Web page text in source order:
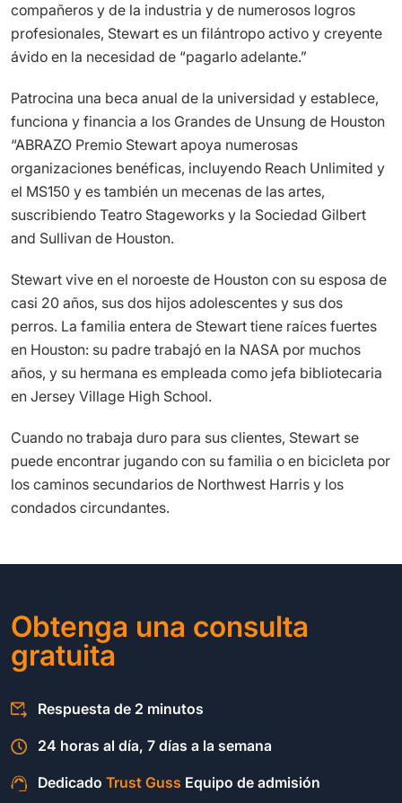
compañeros y de la industria y de numerosos logros
profesionales, Stewart es un filántropo activo y creyente
ávido en la necesidad de “pagarlo adelante.”
Patrocina una beca anual de la universidad y establece,
funciona y financia a los Grandes de Unsung de Houston
“ABRAZO Premio Stewart apoya numerosas
organizaciones benéficas, incluyendo Reach Unlimited y
el MS150 y es también un mecenas de las artes,
suscribiendo Teatro Stageworks y la Sociedad Gilbert
and Sullivan de Houston.
Stewart vive en el noroeste de Houston con su esposa de
casi 20 años, sus dos hijos adolescentes y sus dos
perros. La familia entera de Stewart tiene raíces fuertes
en Houston: su padre trabajó en la NASA por muchos
años, y su hermana es empleada como jefa bibliotecaria
en Jersey Village High School.
Cuando no trabaja duro para sus clientes, Stewart se
puede encontrar jugando con su familia o en bicicleta por
los caminos secundarios de Northwest Harris y los
condados circundantes.
Obtenga una consulta
gratuita
Respuesta de 2 minutos
24 horas al día, 7 días a la semana
Dedicado Trust Guss Equipo de admisión